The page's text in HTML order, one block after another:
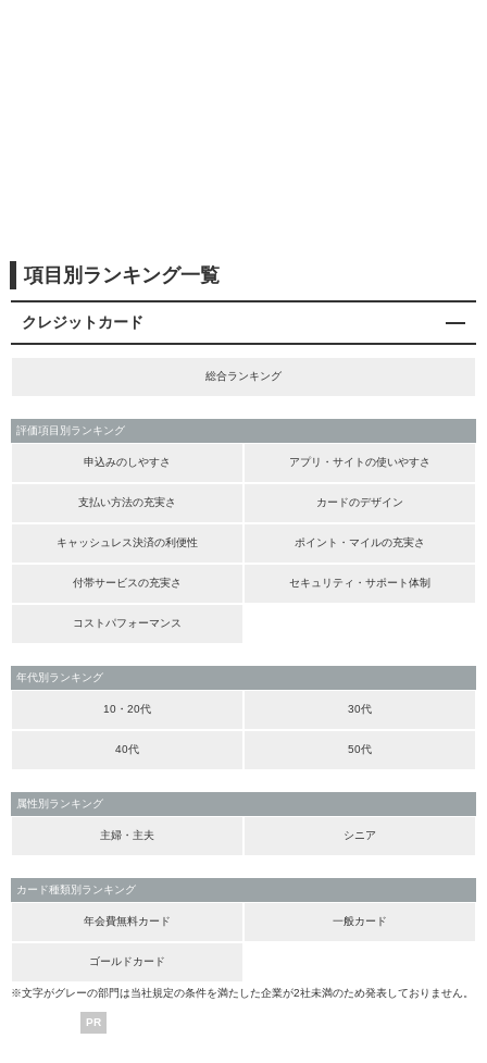
項目別ランキング一覧
クレジットカード
総合ランキング
評価項目別ランキング
申込みのしやすさ アプリ・サイトの使いやすさ
支払い方法の充実さ カードのデザイン
キャッシュレス決済の利便性 ポイント・マイルの充実さ
付帯サービスの充実さ セキュリティ・サポート体制
コストパフォーマンス
年代別ランキング
10・20代 30代
40代 50代
属性別ランキング
主婦・主夫 シニア
カード種類別ランキング
年会費無料カード 一般カード
ゴールドカード
※文字がグレーの部門は当社規定の条件を満たした企業が2社未満のため発表しておりません。
PR